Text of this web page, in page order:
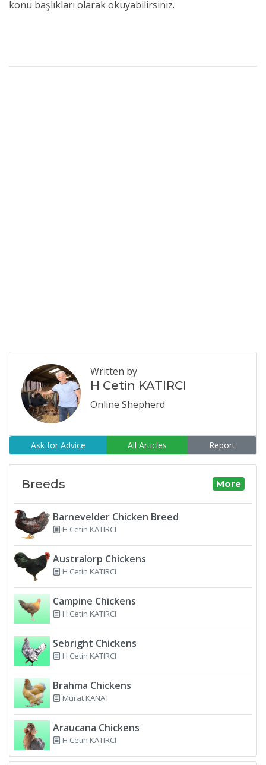
konu başlıkları olarak okuyabilirsiniz.
Written by
H Cetin KATIRCI
Online Shepherd
Ask for Advice All Articles Report
Breeds More
Barnevelder Chicken Breed
H Cetin KATIRCI
Australorp Chickens
H Cetin KATIRCI
Campine Chickens
H Cetin KATIRCI
Sebright Chickens
H Cetin KATIRCI
Brahma Chickens
Murat KANAT
Araucana Chickens
H Cetin KATIRCI